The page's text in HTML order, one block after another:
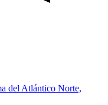
del Atlántico Norte,